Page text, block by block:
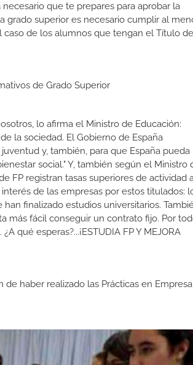
que te prepares para aprobar la
grado superior es necesario cumplir al
caso de los alumnos que tengan el Título de
de Grado Superior
lo afirma el Ministro de Educación:
la sociedad. El Gobierno de España
y, también, para que España pueda
social." Y, también según el Ministro
FP registran tasas superiores de actividad
de las empresas por estos titulados:
finalizado estudios universitarios.
más fácil conseguir un contrato fijo. Por
qué esperas?...¡ESTUDIA FP Y MEJORA
haber realizado las Prácticas en Empresa